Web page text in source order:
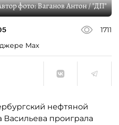
фото:Ваганов Антон / "ДП"
1711
Max
нефтяной
проиграла